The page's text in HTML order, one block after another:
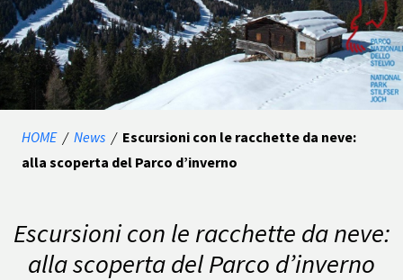
HOME / News / Escursioni con le racchette da neve:
alla scoperta del Parco d’inverno
Escursioni con le racchette da neve:
alla scoperta del Parco d’inverno